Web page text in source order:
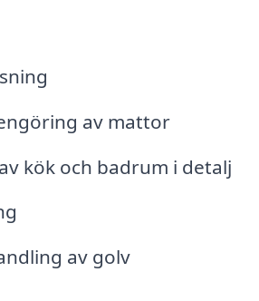
av mattor
kök och badrum i detalj
av golv